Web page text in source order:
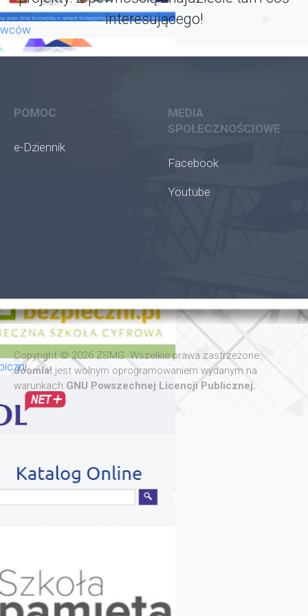
interesującego!
POMOC
e-Dziennik
MEDIA
SPOŁECZNOŚCIOWE
Facebook
Youtube
Copyright © 2026 ZSMG. Wszelkie prawa zastrzeżone.
Joomla! jest wolnym oprogramowaniem wydanym na
warunkach GNU Powszechnej Licencji Publicznej.